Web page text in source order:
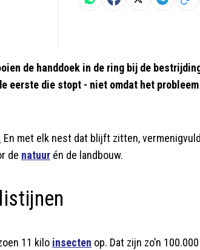
de handdoek in de ring bij de
eerste die stopt - niet omdat het
En met elk nest dat blijft zitten,
de natuur én de landbouw.
11 kilo insecten op. Dat zijn zo’n